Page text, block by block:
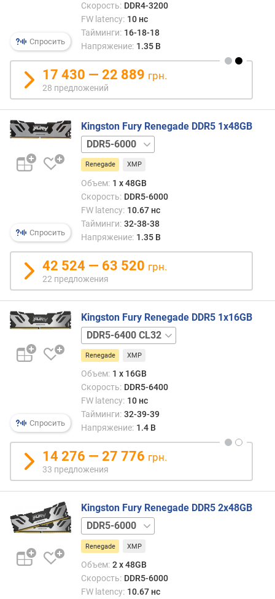
(
/
)
C
S
-
н
т
н
о
с
т
ь
i
r
r
d
L
a
t
e
c
y
(
н
Спросить
Скорость: DDR4-3200
FW latency: 10 нс
Тайминги: 16-18-18
Напряжение: 1.35 В
17 430 — 22 889 грн.
28 предложений
Спросить
Kingston Fury Renegade DDR5 1x48GB
DDR5-
6400
Renegade XMP
Объем: 1 x 48GB
Скорость: DDR5-6000
FW latency: 10.67 нс
Тайминги: 32-38-38
Напряжение: 1.35 В
42 524 — 63 520 грн.
22 предложения
Спросить
Kingston Fury Renegade DDR5 1x16GB
DDR5-
7600
CL38
DDR5-
8000
CL38
Renegade XMP
Объем: 1 x 16GB
Скорость: DDR5-6400
FW latency: 10 нс
Тайминги: 32-39-39
Напряжение: 1.4 В
14 276 — 27 776 грн.
33 предложения
Kingston Fury Renegade DDR5 2x48GB
DDR5-
6400
Renegade XMP
Объем: 2 x 48GB
Скорость: DDR5-6000
FW latency: 10.67 нс